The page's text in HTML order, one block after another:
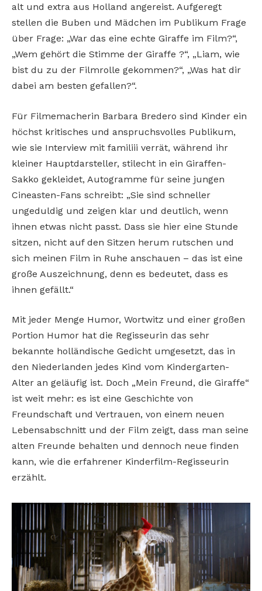
alt und extra aus Holland angereist. Aufgeregt
stellen die Buben und Mädchen im Publikum Frage
über Frage: „War das eine echte Giraffe im Film?“,
„Wem gehört die Stimme der Giraffe ?“, „Liam, wie
bist du zu der Filmrolle gekommen?“, „Was hat dir
dabei am besten gefallen?“.
Für Filmemacherin Barbara Bredero sind Kinder ein
höchst kritisches und anspruchsvolles Publikum,
wie sie Interview mit familiii verrät, während ihr
kleiner Hauptdarsteller, stilecht in ein Giraffen-
Sakko gekleidet, Autogramme für seine jungen
Cineasten-Fans schreibt: „Sie sind schneller
ungeduldig und zeigen klar und deutlich, wenn
ihnen etwas nicht passt. Dass sie hier eine Stunde
sitzen, nicht auf den Sitzen herum rutschen und
sich meinen Film in Ruhe anschauen – das ist eine
große Auszeichnung, denn es bedeutet, dass es
ihnen gefällt.“
Mit jeder Menge Humor, Wortwitz und einer großen
Portion Humor hat die Regisseurin das sehr
bekannte holländische Gedicht umgesetzt, das in
den Niederlanden jedes Kind vom Kindergarten-
Alter an geläufig ist. Doch „Mein Freund, die Giraffe“
ist weit mehr: es ist eine Geschichte von
Freundschaft und Vertrauen, von einem neuen
Lebensabschnitt und der Film zeigt, dass man seine
alten Freunde behalten und dennoch neue finden
kann, wie die erfahrener Kinderfilm-Regisseurin
erzählt.